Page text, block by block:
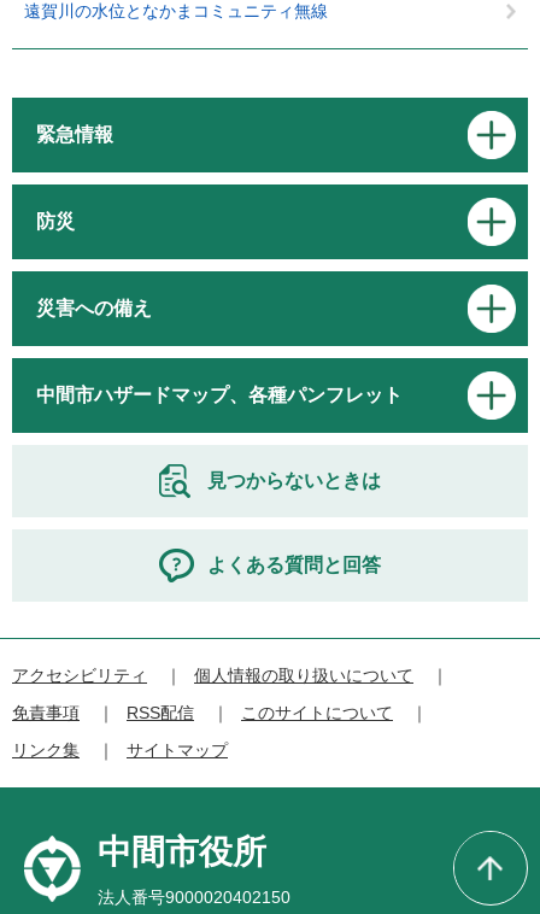
遠賀川の水位となかまコミュニティ無線
緊急情報
防災
災害への備え
中間市ハザードマップ、各種パンフレット
見つからないときは
よくある質問と回答
アクセシビリティ
個人情報の取り扱いについて
免責事項
RSS配信
このサイトについて
リンク集
サイトマップ
中間市役所
法人番号9000020402150